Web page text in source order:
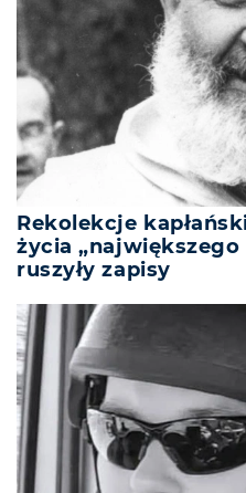
Rekolekcje
życia
ruszyły zapisy